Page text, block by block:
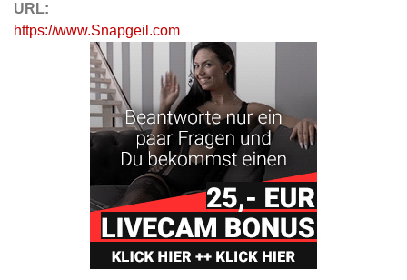
URL:
https://www.Snapgeil.com